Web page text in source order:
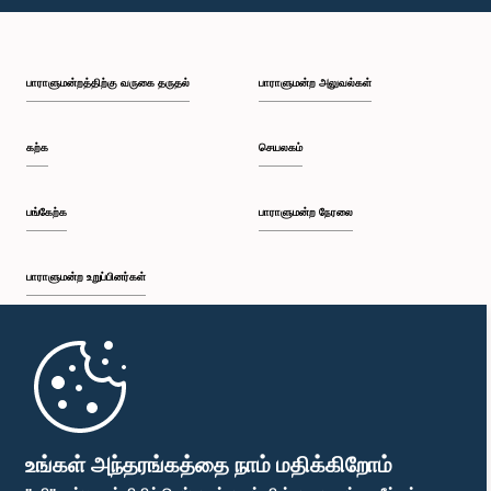
உங்கள் அந்தரங்கத்தை நாம் மதிக்கிறோம்
பி.ப. 1:23 - பி.ப. 1:31
பி.ப. 1:33 - பி.ப. 1:43
பி.ப. 1:48 - பி.ப. 1:58
பாராளுமன்றத்திற்கு வருகை தருதல்
கற்க
பங்கேற்க
பாராளுமன்ற உறுப்பினர்கள்
முதற்பக்கம்
பாராளுமன்ற அலுவல்கள்
செயலகம்
பாராளுமன்ற நேரலை
பாராளுமன்ற கையடக்க செயலி